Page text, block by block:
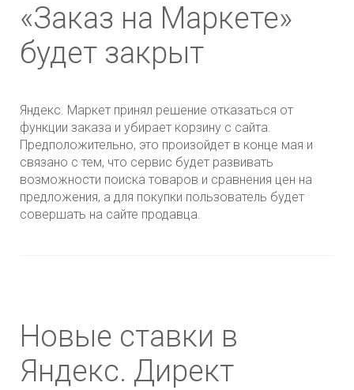
«Заказ на Маркете»
будет закрыт
Яндекс. Маркет принял решение отказаться от
функции заказа и убирает корзину с сайта.
Предположительно, это произойдет в конце мая и
связано с тем, что сервис будет развивать
возможности поиска товаров и сравнения цен на
предложения, а для покупки пользователь будет
совершать на сайте продавца.
Новые ставки в
Яндекс. Директ